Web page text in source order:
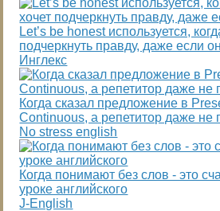
Let’s be honest используется,
подчеркнуть правду, даже если
Инглекс
Когда сказал предложение в
Continuous, а репетитор даже не
No stress english
Когда понимают без слов - это
уроке английского
J-English